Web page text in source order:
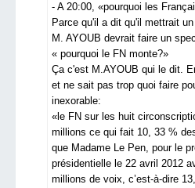
- A 20:00, «pourquoi les
Parce qu'il a dit qu'il mettrait
M. AYOUB devrait faire un
« pourquoi le FN monte?»
Ça c'est M.AYOUB qui le dit.
et ne sait pas trop quoi faire
inexorable:
«le FN sur les huit
millions ce qui fait 10, 33 %
que Madame Le Pen, pour le
présidentielle le 22 avril 2012
millions de voix, c’est-à-dire